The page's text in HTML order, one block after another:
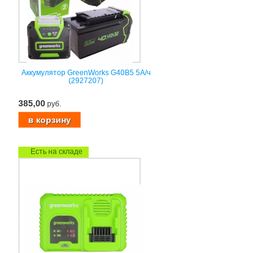
Аккумулятор GreenWorks G40B5 5А/ч
(2927207)
385,00 руб.
Есть на складе